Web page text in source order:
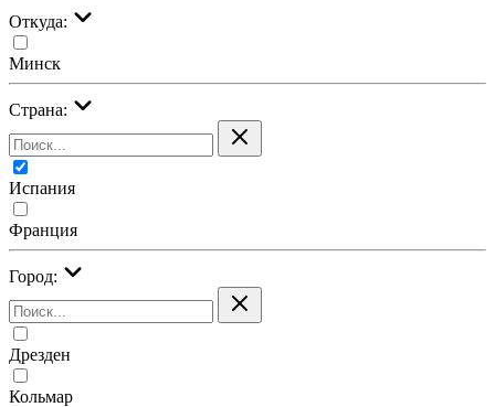
Откуда:
Минск
Страна:
Испания
Франция
Город:
Дрезден
Кольмар